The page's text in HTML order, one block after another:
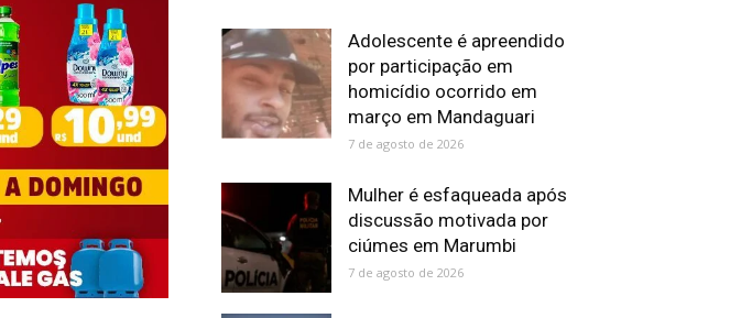
Adolescente é apreendido
por participação em
homicídio ocorrido em
março em Mandaguari
7 de agosto de 2026
Mulher é esfaqueada após
discussão motivada por
ciúmes em Marumbi
7 de agosto de 2026